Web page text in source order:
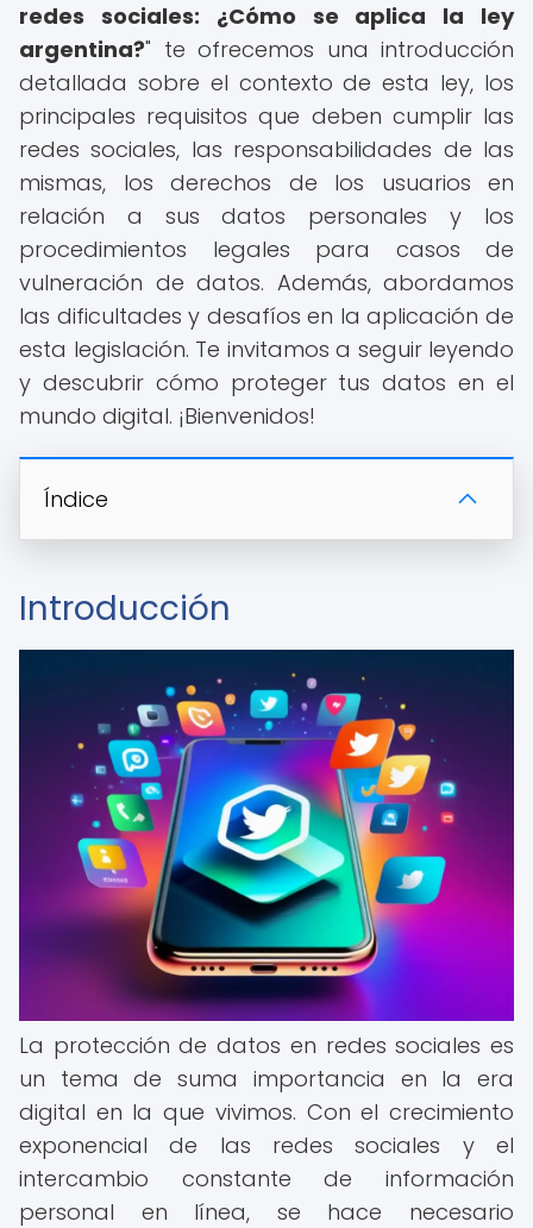
redes sociales: ¿Cómo se aplica la ley
argentina?" te ofrecemos una introducción
detallada sobre el contexto de esta ley, los
principales requisitos que deben cumplir las
redes sociales, las responsabilidades de las
mismas, los derechos de los usuarios en
relación a sus datos personales y los
procedimientos legales para casos de
vulneración de datos. Además, abordamos
las dificultades y desafíos en la aplicación de
esta legislación. Te invitamos a seguir leyendo
y descubrir cómo proteger tus datos en el
mundo digital. ¡Bienvenidos!
Índice
Introducción
La protección de datos en redes sociales es
un tema de suma importancia en la era
digital en la que vivimos. Con el crecimiento
exponencial de las redes sociales y el
intercambio constante de información
personal en línea, se hace necesario